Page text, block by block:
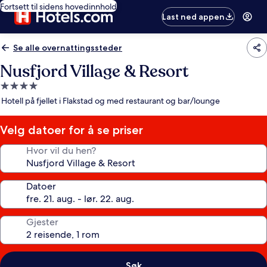
Fortsett til sidens hovedinnhold
Last ned appen
Se alle overnattingssteder
Nusfjord Village & Resort
Overnattingssted
med
stjerner
Hotell på fjellet i Flakstad og med restaurant og bar/lounge
Velg datoer for å se priser
Hvor vil du hen?
Datoer
Gjester